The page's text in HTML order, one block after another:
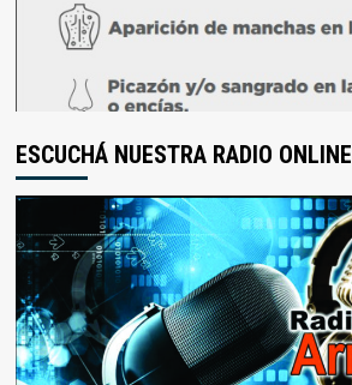
ESCUCHÁ NUESTRA RADIO ONLINE